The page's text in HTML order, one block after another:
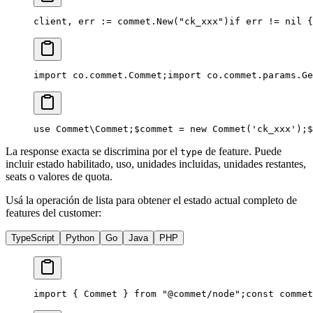
client, err := commet.New("ck_xxx") if err != nil {
import co.commet.Commet; import
use Commet\Commet; $commet = new Commet('ck_xxx');
La response exacta se discrimina por el type de feature. Puede
incluir estado habilitado, uso, unidades incluidas, unidades restantes,
seats o valores de quota.
Usá la operación de lista para obtener el estado actual completo de
features del customer:
TypeScript Python Go Java PHP
import { Commet } from "@commet/node"; const